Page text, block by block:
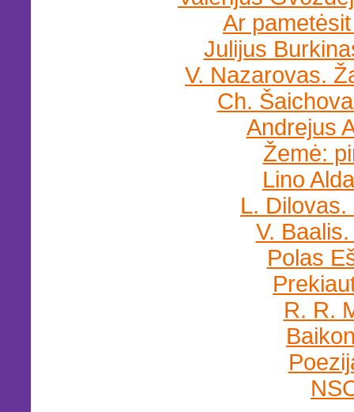
Ar
Julijus
V. Nazarovas.
Ch.
Andrejus
Žemė:
Lino
L.
V.
Polas
R. R.